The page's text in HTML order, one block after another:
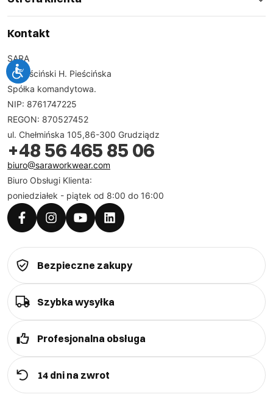
Kontakt
SARA
J. Pieściński H. Pieścińska
Spółka komandytowa.
NIP: 8761747225
REGON: 870527452
ul. Chełmińska 105,86-300 Grudziądz
+48 56 465 85 06
biuro@saraworkwear.com
Biuro Obsługi Klienta:
poniedziałek - piątek od 8:00 do 16:00
Bezpieczne zakupy
Szybka wysyłka
Profesjonalna obsługa
14 dni na zwrot